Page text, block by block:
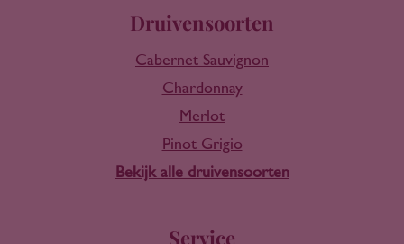
Druivensoorten
Cabernet Sauvignon
Chardonnay
Merlot
Pinot Grigio
Bekijk alle druivensoorten
Service